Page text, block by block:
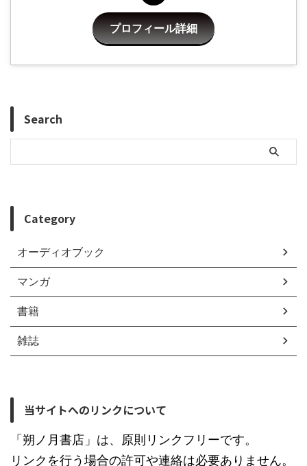
プロフィール詳細
Search
Category
オーディオブック
マンガ
書籍
雑誌
当サイトへのリンクについて
「朔ノ月書店」は、原則リンクフリーです。
リンクを行う場合の許可や連絡は必要ありません。